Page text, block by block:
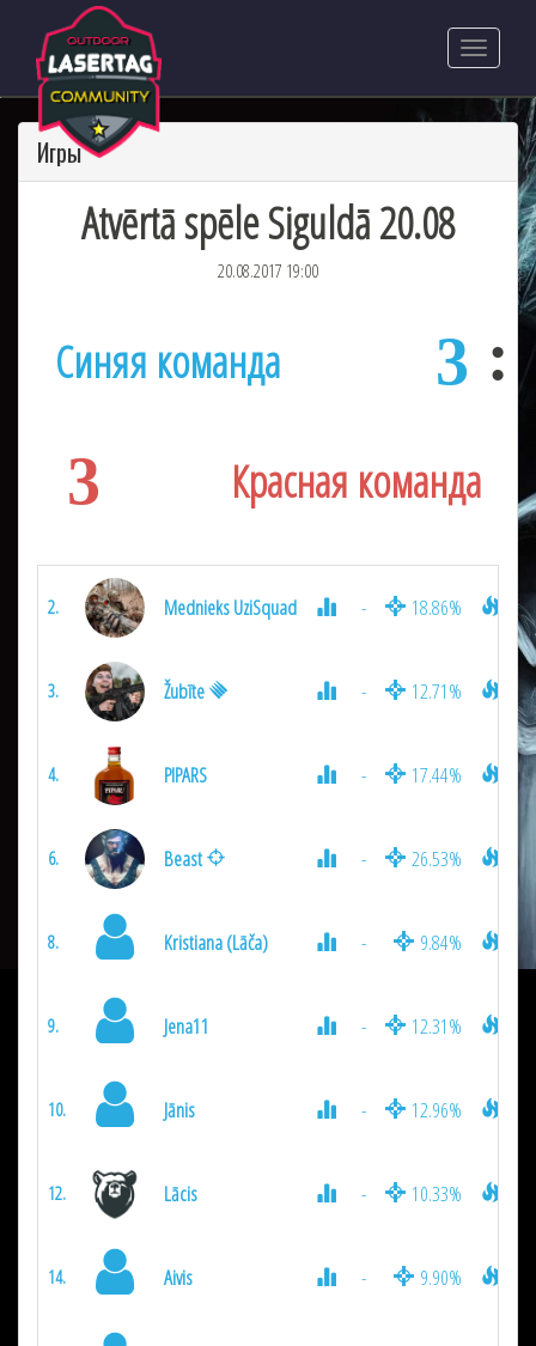
Игры
Atvērtā spēle Siguldā 20.08
20.08.2017 19:00
3
Синяя команда
3 Красная команда
2. Mednieks UziSquad - 18.86%
3. Žubīte - 12.71%
4. PIPARS - 17.44%
6. Beast - 26.53%
8. Kristiana (Lāča) - 9.84%
9. Jena11 - 12.31%
10. Jānis - 12.96%
12. Lācis - 10.33%
14. Aivis - 9.90%